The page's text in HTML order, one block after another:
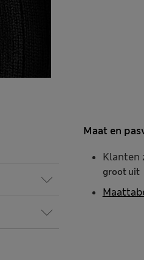
Maat en
Klanten
groot uit